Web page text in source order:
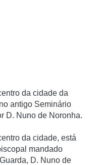
da cidade da
antigo Seminário
D. Nuno de Noronha.
da cidade, está
mandado
D. Nuno de